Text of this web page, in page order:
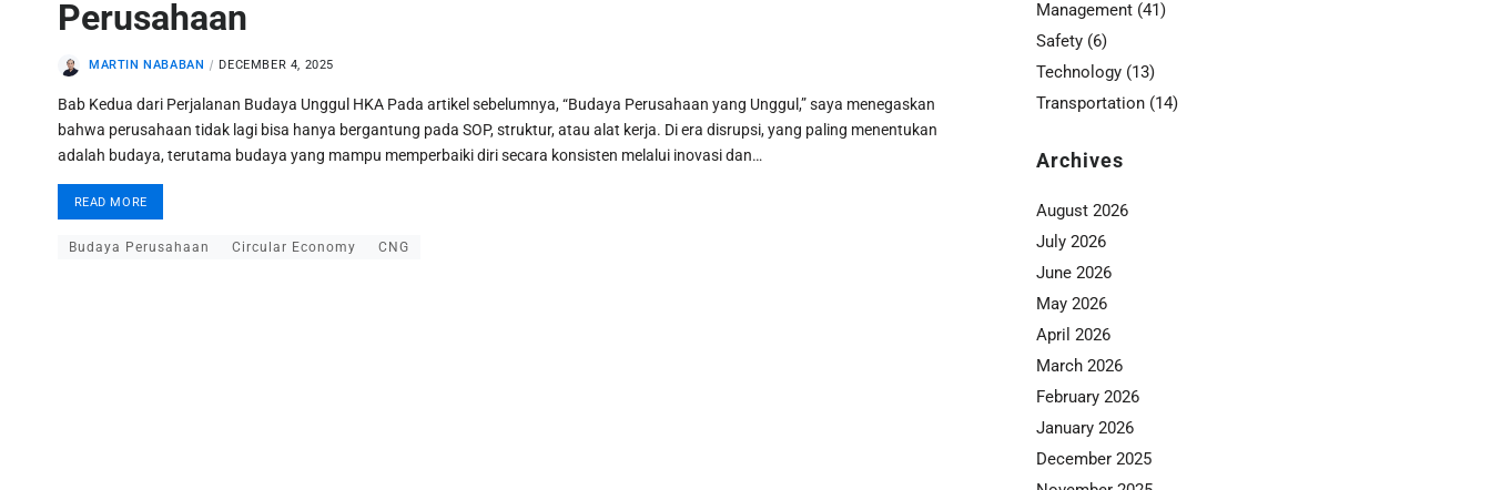
Perusahaan
MARTIN NABABAN DECEMBER 4, 2025
Bab Kedua dari Perjalanan Budaya Unggul HKA Pada artikel sebelumnya, “Budaya Perusahaan yang Unggul,” saya menegaskan
bahwa perusahaan tidak lagi bisa hanya bergantung pada SOP, struktur, atau alat kerja. Di era disrupsi, yang paling menentukan
adalah budaya, terutama budaya yang mampu memperbaiki diri secara konsisten melalui inovasi dan…
READ MORE
Budaya Perusahaan Circular Economy CNG
Management (41)
Safety (6)
Technology (13)
Transportation (14)
Archives
August 2026
July 2026
June 2026
May 2026
April 2026
March 2026
February 2026
January 2026
December 2025